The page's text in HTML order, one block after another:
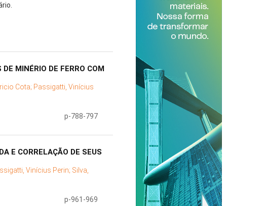
MINÉRIO DE FERRO COM
Cota; Passigatti, Vinícius
p-788-797
E CORRELAÇÃO DE SEUS
Vinícius Perin; Silva,
p-961-969